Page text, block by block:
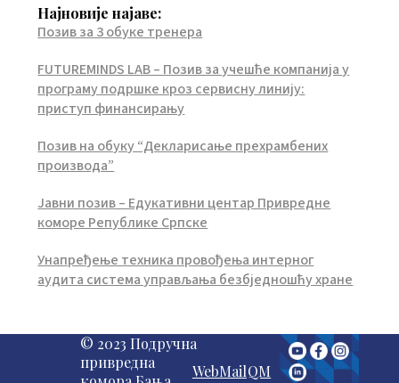
Најновије најаве:
Позив за 3 обуке тренера
FUTUREMINDS LAB – Позив за учешће компанија у
програму подршке кроз сервисну линију:
приступ финансирању
Позив на обуку “Декларисање прехрамбених
производа”
Јавни позив – Едукативни центар Привредне
коморе Републике Српске
Унапређење техника провођења интерног
аудита система управљања безбједношћу хране
© 2023 Подручна
привредна
WebMailQM